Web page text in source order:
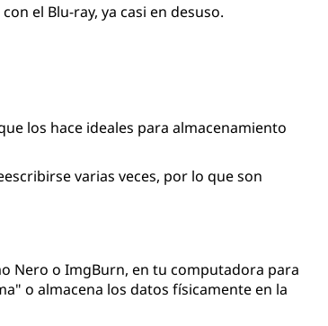
el Blu-ray, ya casi en desuso.
los hace ideales para almacenamiento
varias veces, por lo que son
Nero o ImgBurn, en tu computadora para
o almacena los datos físicamente en la